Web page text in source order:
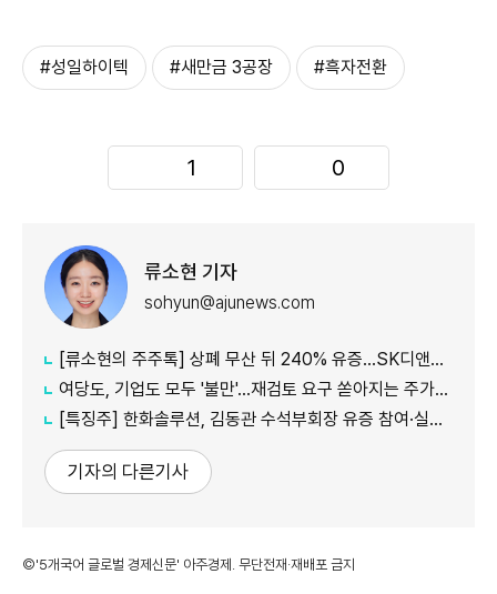
#성일하이텍 #새만금 3공장 #흑자전환
1 0
류소현 기자
sohyun@ajunews.com
[류소현의 주주톡] 상폐 무산 뒤 240% 유증…SK디앤디는 주주를 설득했나?
여당도, 기업도 모두 '불만'...재검토 요구 쏟아지는 주가누르기 방지 세제개편안
[특징주] 한화솔루션, 김동관 수석부회장 유증 참여·실적 개선 기대에 16% 강세
기자의 다른기사
©'5개국어 글로벌 경제신문' 아주경제. 무단전재·재배포 금지